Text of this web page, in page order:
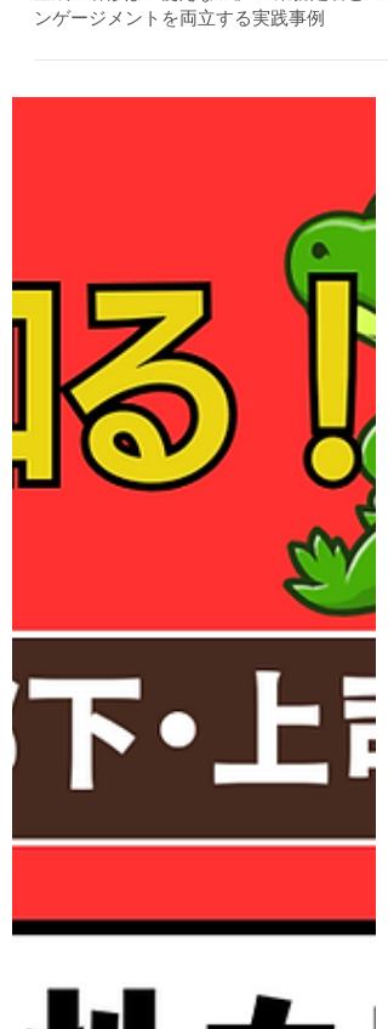
生成AI研修は「使えない」？ 業務定着とエ